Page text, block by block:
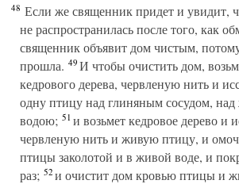
48 Если же священник придет и увидит,
не распространилась после того, как
священник объявит дом чистым,
прошла. 49И чтобы очистить дом,
кедрового дерева, червленую нить и
одну птицу над глиняным сосудом,
водою; 51и возьмет кедровое дерево и
червленую нить и живую птицу, и
птицы заколотой и в живой воде, и
раз; 52и очистит дом кровью птицы и